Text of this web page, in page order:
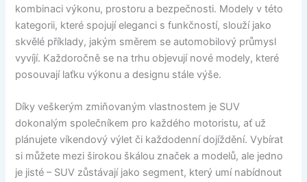
kombinaci výkonu, prostoru a bezpečnosti. Modely v této
kategorii, které spojují eleganci s funkčností, slouží jako
skvělé příklady, jakým směrem se automobilový průmysl
vyvíjí. Každoročně se na trhu objevují nové modely, které
posouvají laťku výkonu a designu stále výše.
Díky veškerým zmiňovaným vlastnostem je SUV
dokonalým společníkem pro každého motoristu, ať už
plánujete víkendový výlet či každodenní dojíždění. Vybírat
si můžete mezi širokou škálou značek a modelů, ale jedno
je jisté – SUV zůstávají jako segment, který umí nabídnout